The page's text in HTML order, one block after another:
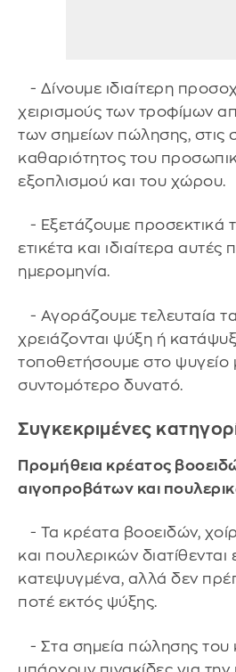
- Δίνουμε ιδιαίτερη
χειρισμούς των τροφίμων
των σημείων πώλησης, στις
καθαριότητος του
εξοπλισμού και του χώρου.
- Εξετάζουμε προσεκτικά
ετικέτα και ιδιαίτερα
ημερομηνία.
- Αγοράζουμε τελευταία
χρειάζονται ψύξη ή
τοποθετήσουμε στο ψυγείο
συντομότερο δυνατό.
Συγκεκριμένες
Προμήθεια κρέατος
αιγοπροβάτων και
- Τα κρέατα βοοειδών,
και πουλερικών διατίθενται
κατεψυγμένα, αλλά δεν
ποτέ εκτός ψύξης.
- Στα σημεία πώλησης του